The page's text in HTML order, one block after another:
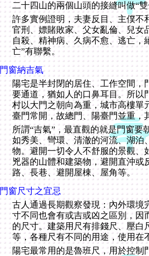
二十四山的兩個山頭的接縫叫做“
許多實例證明，夫妻反目、主僕不
官刑、嫖賭敗家、父女亂倫、兒女
自殺、精神病、久病不愈、逃亡
亡”有聯繫。
門窗納吉氣
陽宅是半封閉的居住、工作空間，
要通道，猶如人的口鼻耳目。所以
村以大門之朝向為重，城市高樓單
臺門常開，故總門、陽臺門並重，
所謂“吉氣”，最直觀的就是門窗要
如秀美、彎環、清澈的河流、湖泊
物。避開一切令人不舒服的景觀、
兇器的山體和建築物，避開直沖或
路、長巷、避開屋棟、屋角等。
門窗尺寸之宜忌
古人通過長期觀察發現：內外環境
寸不同也會有或吉或凶之區別，因
的尺寸。建築用尺有排錢尺、壓白
等，各種尺有不同的用途，使用在
陽宅最常用的是魯班尺，用於控制